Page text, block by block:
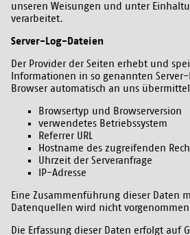
unseren Weisungen und unter
verarbeitet.
Server-Log-Dateien
Der Provider der Seiten erhebt und
Informationen in so genannten
Browser automatisch an uns
Browsertyp und Browserversion
verwendetes Betriebssystem
Referrer URL
Hostname des zugreifenden
Uhrzeit der Serveranfrage
IP-Adresse
Eine Zusammenführung dieser Daten
Datenquellen wird nicht
Die Erfassung dieser Daten erfolgt auf